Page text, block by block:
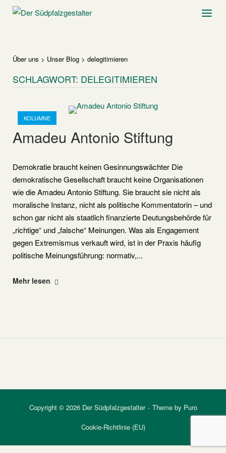
SkipHome Menu
Über uns > Unser Blog > delegitimieren
SCHLAGWORT: DELEGITIMIEREN
KOLUMNE
Open post
Amadeu Antonio Stiftung
Demokratie braucht keinen Gesinnungswächter Die
demokratische Gesellschaft braucht keine Organisationen
wie die Amadeu Antonio Stiftung. Sie braucht sie nicht als
moralische Instanz, nicht als politische Kommentatorin – und
schon gar nicht als staatlich finanzierte Deutungsbehörde für
„richtige“ und „falsche“ Meinungen. Was als Engagement
gegen Extremismus verkauft wird, ist in der Praxis häufig
politische Meinungsführung: normativ,...
"Amadeu
Mehr lesen
Copyright © 2026 Der Südpfalzgestalter Theme by Puro
Cookie-Richtlinie (EU)